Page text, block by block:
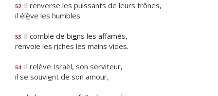
52 Il renverse les puissants de leurs trônes,
il élève les humbles.
53 Il comble de biens les affamés,
renvoie les riches les mains vides.
54 Il relève Israël, son serviteur,
il se souvient de son amour,